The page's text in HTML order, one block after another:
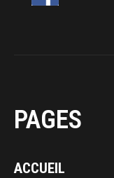
PAGES
ACCUEIL